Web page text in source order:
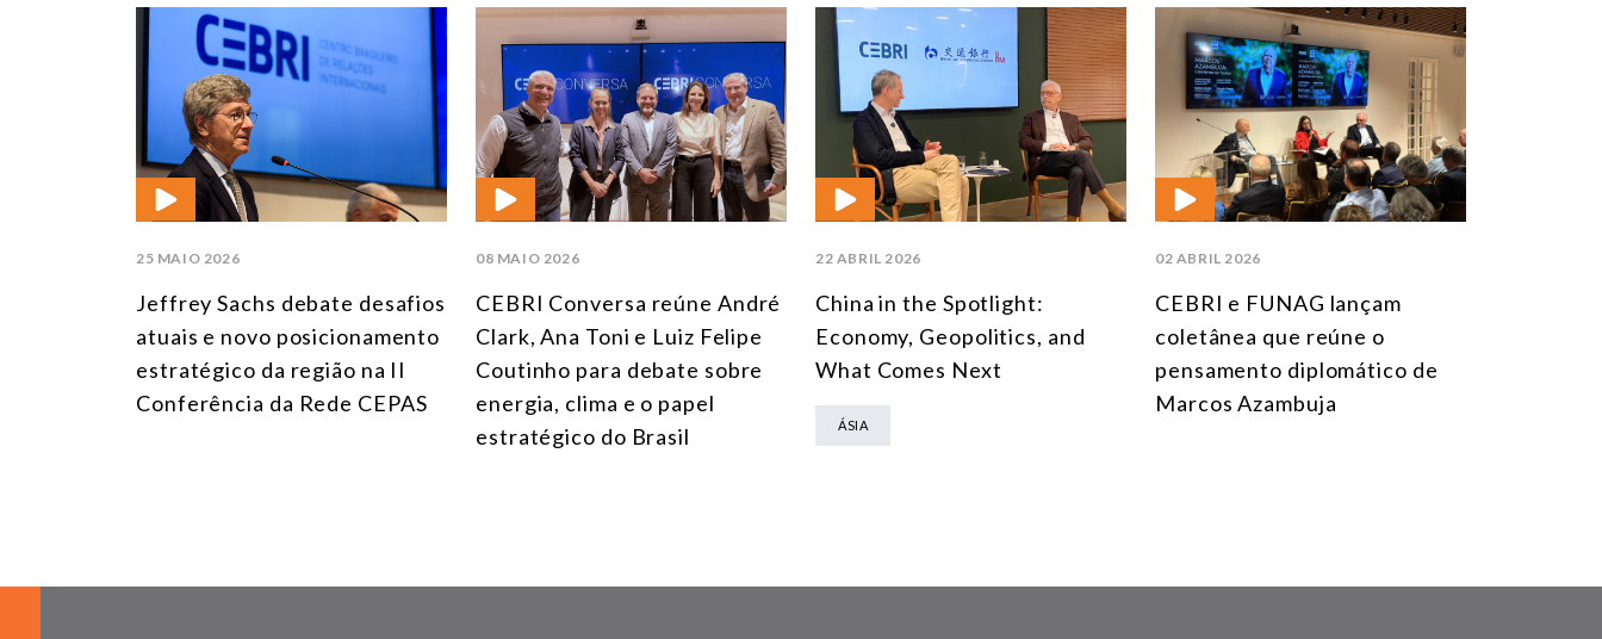
25 MAIO 2026
Jeffrey Sachs debate desafios
atuais e novo posicionamento
estratégico da região na II
Conferência da Rede CEPAS
08 MAIO 2026
CEBRI Conversa reúne André
Clark, Ana Toni e Luiz Felipe
Coutinho para debate sobre
energia, clima e o papel
estratégico do Brasil
22 ABRIL 2026
China in the Spotlight:
Economy, Geopolitics, and
What Comes Next
ÁSIA
02 ABRIL 2026
CEBRI e FUNAG lançam
coletânea que reúne o
pensamento diplomático de
Marcos Azambuja